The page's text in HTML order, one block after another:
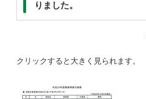
りました。
クリックすると大きく見られます。